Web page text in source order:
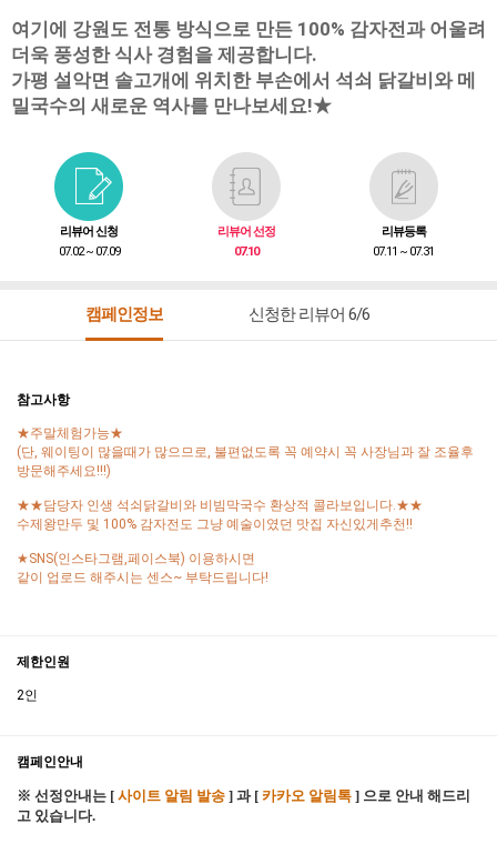
여기에 강원도 전통 방식으로 만든 100% 감자전과 어울려
더욱 풍성한 식사 경험을 제공합니다.
가평 설악면 솔고개에 위치한 부손에서 석쇠 닭갈비와 메
밀국수의 새로운 역사를 만나보세요!★
리뷰어 신청
07.02 ~ 07.09
리뷰어 선정
07.10
리뷰등록
07.11 ~ 07.31
캠페인정보 신청한 리뷰어 6/6
참고사항
★주말체험가능★
(단, 웨이팅이 많을때가 많으므로, 불편없도록 꼭 예약시 꼭 사장님과 잘 조율후
방문해주세요!!!)
★★담당자 인생 석쇠닭갈비와 비빔막국수 환상적 콜라보입니다.★★
수제왕만두 및 100% 감자전도 그냥 예술이였던 맛집 자신있게추천!!
★SNS(인스타그램,페이스북) 이용하시면
같이 업로드 해주시는 센스~ 부탁드립니다!
제한인원
2인
캠페인안내
※ 선정안내는 [ 사이트 알림 발송 ] 과 [ 카카오 알림톡 ] 으로 안내 해드리
고 있습니다.